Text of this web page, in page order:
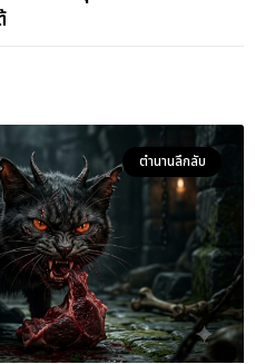
อเนื่องสุดอื้อฉาวที่โด่ง
ตำนานลึกลับ